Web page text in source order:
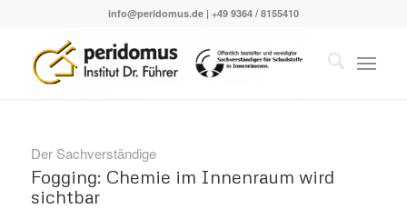
info@peridomus.de| +49 9364 / 8155410
Der Sachverständige
Fogging: Chemie im Innenraum wird
sichtbar